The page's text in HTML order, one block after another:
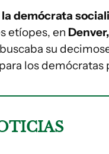
demócrata
etíopes, en
su
los demócratas